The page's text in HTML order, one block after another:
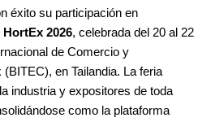
éxito su participación en
HortEx 2026, celebrada del 20 al 22
de Comercio y
en Tailandia. La feria
industria y expositores de toda
como la plataforma